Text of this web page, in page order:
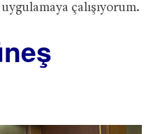
çalışıyorum.